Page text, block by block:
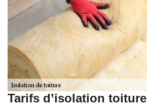
Tarifs d’isolation toiture